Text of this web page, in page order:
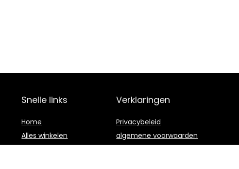
Snelle links
Home
Alles winkelen
Verklaringen
Privacybeleid
algemene voorwaarden